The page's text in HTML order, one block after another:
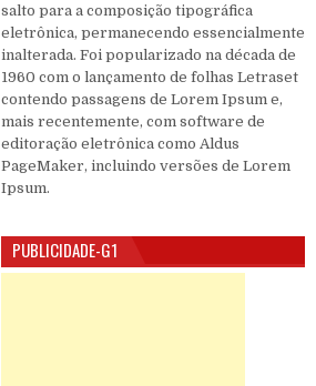
salto para a composição tipográfica
eletrônica, permanecendo essencialmente
inalterada. Foi popularizado na década de
1960 com o lançamento de folhas Letraset
contendo passagens de Lorem Ipsum e,
mais recentemente, com software de
editoração eletrônica como Aldus
PageMaker, incluindo versões de Lorem
Ipsum.
PUBLICIDADE-G1